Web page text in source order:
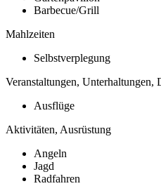
Barbecue/Grill
Mahlzeiten
Selbstverplegung
Veranstaltungen, Unterhaltungen,
Ausflüge
Aktivitäten, Ausrüstung
Angeln
Jagd
Radfahren